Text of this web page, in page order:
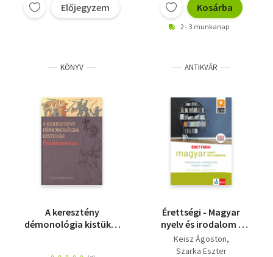
Előjegyzem Kosárba
2 - 3 munkanap
KÖNYV
A keresztény
démonológia kistükre
ANTIKVÁR
Érettségi - Magyar
nyelv és irodalom -
Feladatsorok a
középszintű írásbeli
Keisz Ágoston
Szarka Eszter